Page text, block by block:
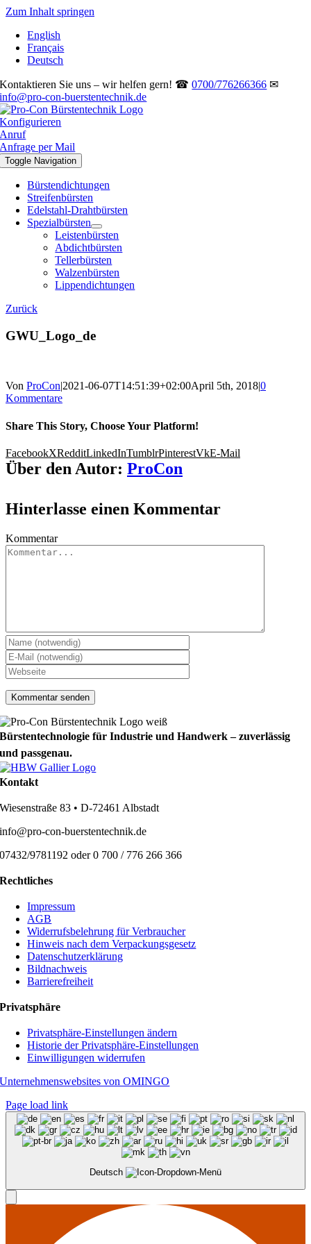
Zum Inhalt springen
English
Français
Deutsch
Kontaktieren Sie uns – wir helfen gern! ☎0700/776266366 ✉
info@pro-con-buerstentechnik.de
Konfigurieren
Anruf
Anfrage per Mail
Toggle Navigation
Bürstendichtungen
Streifenbürsten
Edelstahl-Drahtbürsten
Spezialbürsten
Leistenbürsten
Abdichtbürsten
Tellerbürsten
Walzenbürsten
Lippendichtungen
Zurück
GWU_Logo_de
Von ProCon|2021-06-07T14:51:39+02:00April 5th, 2018|0
Kommentare
Share This Story, Choose Your Platform!
FacebookXRedditLinkedInTumblrPinterestVkE-Mail
Über den Autor: ProCon
Hinterlasse einen Kommentar
Kommentar
Bürstentechnologie für Industrie und Handwerk – zuverlässig
und passgenau.
Kontakt
Wiesenstraße 83 • D-72461 Albstadt
info@pro-con-buerstentechnik.de
07432/9781192 oder 0 700 / 776 266 366
Rechtliches
Impressum
AGB
Widerrufsbelehrung für Verbraucher
Hinweis nach dem Verpackungsgesetz
Datenschutzerklärung
Bildnachweis
Barrierefreiheit
Privatsphäre
Privatsphäre-Einstellungen ändern
Historie der Privatsphäre-Einstellungen
Einwilligungen widerrufen
Unternehmenswebsites von OMINGO
Page load link
Deutsch